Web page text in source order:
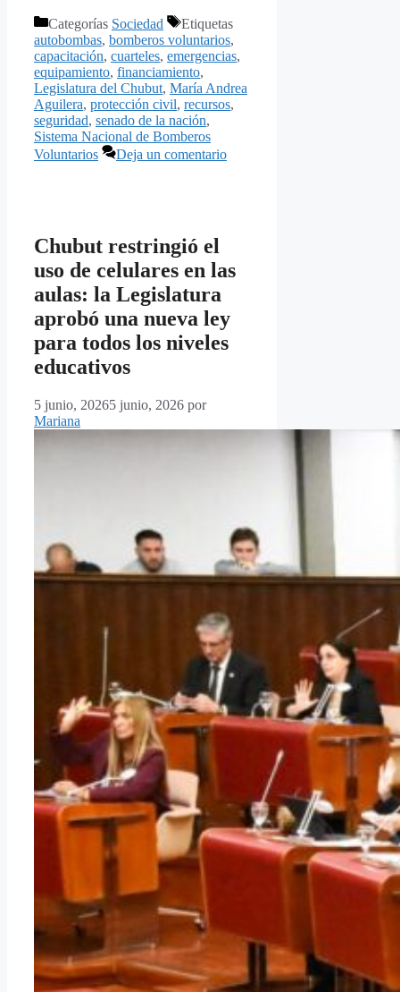
Categorías Sociedad
Etiquetas
autobombas, bomberos voluntarios,
capacitación, cuarteles, emergencias,
equipamiento, financiamiento,
Legislatura del Chubut, María Andrea
Aguilera, protección civil, recursos,
seguridad, senado de la nación,
Sistema Nacional de Bomberos
Voluntarios
Deja un comentario
Chubut restringió el
uso de celulares en las
aulas: la Legislatura
aprobó una nueva ley
para todos los niveles
educativos
5 junio, 20265 junio, 2026 por
Mariana